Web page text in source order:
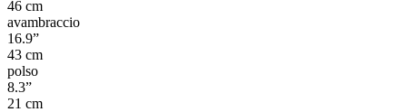
46 cm
avambraccio
16.9”
43 cm
polso
8.3”
21 cm